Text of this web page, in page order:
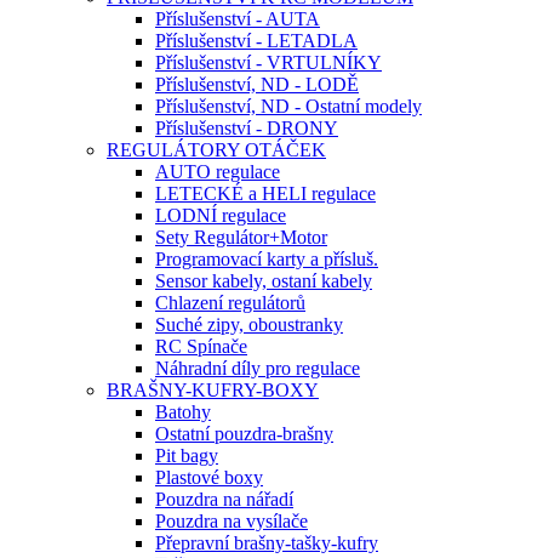
Příslušenství - AUTA
Příslušenství - LETADLA
Příslušenství - VRTULNÍKY
Příslušenství, ND - LODĚ
Příslušenství, ND - Ostatní modely
Příslušenství - DRONY
REGULÁTORY OTÁČEK
AUTO regulace
LETECKÉ a HELI regulace
LODNÍ regulace
Sety Regulátor+Motor
Programovací karty a přísluš.
Sensor kabely, ostaní kabely
Chlazení regulátorů
Suché zipy, oboustranky
RC Spínače
Náhradní díly pro regulace
BRAŠNY-KUFRY-BOXY
Batohy
Ostatní pouzdra-brašny
Pit bagy
Plastové boxy
Pouzdra na nářadí
Pouzdra na vysílače
Přepravní brašny-tašky-kufry